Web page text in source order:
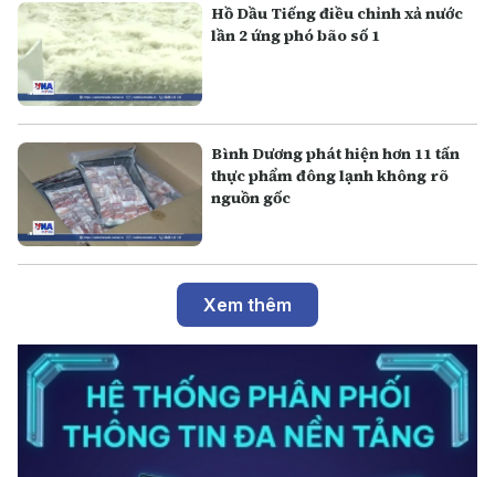
Hồ Dầu Tiếng điều chỉnh xả nước
lần 2 ứng phó bão số 1
Bình Dương phát hiện hơn 11 tấn
thực phẩm đông lạnh không rõ
nguồn gốc
Xem thêm